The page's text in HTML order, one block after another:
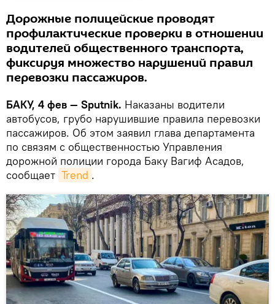
Дорожные полицейские проводят
профилактические проверки в отношении
водителей общественного транспорта,
фиксируя множество нарушений правил
перевозки пассажиров.
БАКУ, 4 фев — Sputnik. Наказаны водители
автобусов, грубо нарушившие правила перевозки
пассажиров. Об этом заявил глава департамента
по связям с общественностью Управления
дорожной полиции города Баку Вагиф Асадов,
сообщает Trend .